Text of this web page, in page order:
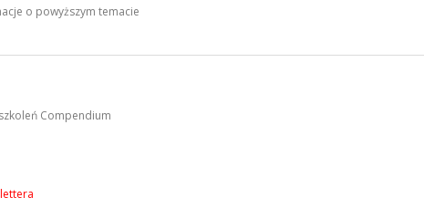
o powyższym temacie
Compendium